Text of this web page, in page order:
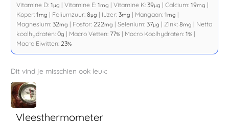
Vitamine D:1µg |Vitamine E:1mg |Vitamine K:39µg |Calcium:19mg |
Koper:1mg | Foliumzuur:8µg | IJzer:3mg | Mangaan:1mg |
Magnesium:32mg | Fosfor: 222mg |Selenium:37µg |Zink:8mg | Netto
koolhydraten:0g | Macro Vetten: 77% | Macro Koolhydraten:1% |
Macro Eiwitten: 23%
Dit vind je misschien ook leuk:
Vleesthermometer